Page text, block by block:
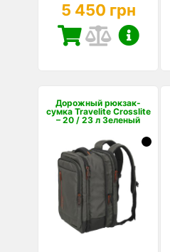
5 450 грн
Дорожный рюкзак-
сумка Travelite Crosslite
– 20 / 23 л Зеленый